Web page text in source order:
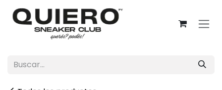
Ir al contenido